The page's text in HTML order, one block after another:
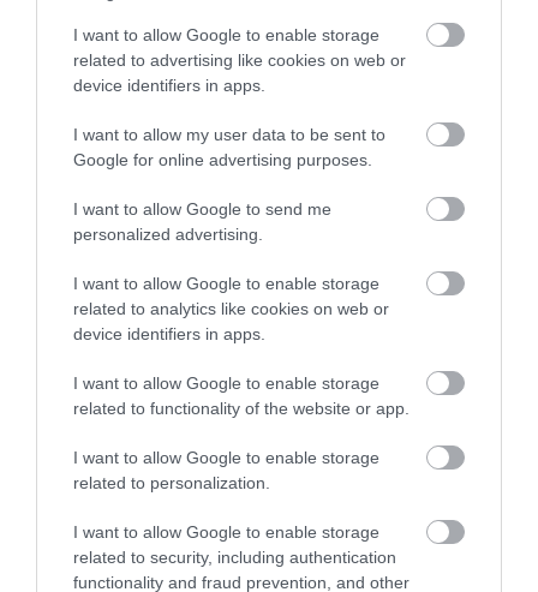
I want to allow Google to enable storage
related to advertising like cookies on web or
device identifiers in apps.
I want to allow my user data to be sent to
Google for online advertising purposes.
I want to allow Google to send me
personalized advertising.
I want to allow Google to enable storage
related to analytics like cookies on web or
device identifiers in apps.
I want to allow Google to enable storage
related to functionality of the website or app.
I want to allow Google to enable storage
related to personalization.
I want to allow Google to enable storage
related to security, including authentication
functionality and fraud prevention, and other
2026. augusztus 07 Mindenki ügye
MINDHÁROM ÜTEMBEN DOLGOZNAK A 25-
2026. augusztus 07 Eger ügye
ÉS VÉDETT HALAKAT MENTETT...
2026. augusztus 07|Környék ügye
ZÁPOROK, ZIVATAROK KIALAKULHATNAK